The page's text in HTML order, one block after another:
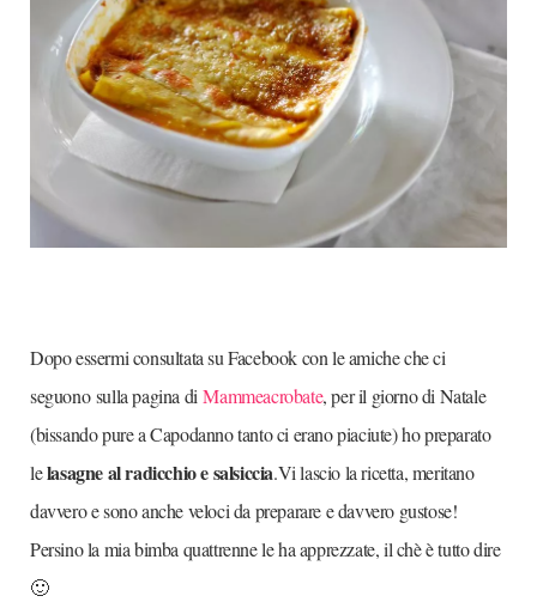
Dopo essermi consultata su Facebook con le amiche che ci
seguono sulla pagina diMammeacrobate, per il giorno di Natale
(bissando pure a Capodanno tanto ci erano piaciute) ho preparato
lelasagne al radicchio e salsiccia.Vi lascio la ricetta, meritano
davvero e sono anche veloci da preparare e davvero gustose!
Persino la mia bimba quattrenne le ha apprezzate, il chè è tutto dire
🙂